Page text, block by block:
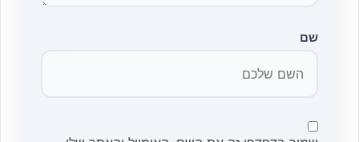
שם